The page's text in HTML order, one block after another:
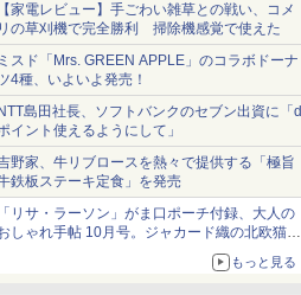
家電レビュー】手ごわい雑草との戦い、コメ
の草刈機で完全勝利 掃除機感覚で使えた
スド「Mrs. GREEN APPLE」のコラボドーナ
4種、いよいよ発売！
島田社長、ソフトバンクのセブン出資に「d
イント使えるようにして」
野家、牛リブロースを熱々で提供する「極旨
鉄板ステーキ定食」を発売
リサ・ラーソン」がま口ポーチ付録、大人の
しゃれ手帖 10月号。ジャカード織の北欧猫デ
もっと見る